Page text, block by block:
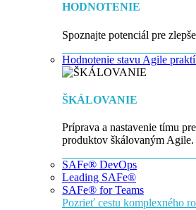
HODNOTENIE
Spoznajte potenciál pre
Hodnotenie stavu Agile
ŠKÁLOVANIE
Príprava a nastavenie tímu
produktov škálovaným Agile.
SAFe® DevOps
Leading SAFe®
SAFe® for Teams
Pozrieť cestu komplexného